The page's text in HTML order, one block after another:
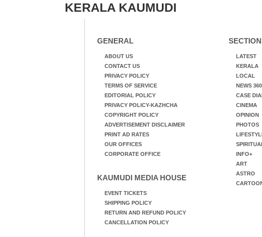
KERALA KAUMUDI
GENERAL
ABOUT US
CONTACT US
PRIVACY POLICY
TERMS OF SERVICE
EDITORIAL POLICY
PRIVACY POLICY-KAZHCHA
COPYRIGHT POLICY
ADVERTISEMENT DISCLAIMER
PRINT AD RATES
OUR OFFICES
CORPORATE OFFICE
KAUMUDI MEDIA HOUSE
EVENT TICKETS
SHIPPING POLICY
RETURN AND REFUND POLICY
CANCELLATION POLICY
LATEST
KERALA
LOCAL
NEWS 360
CASE
CINEMA
OPINION
PHOTOS
INFO+
ART
ASTRO